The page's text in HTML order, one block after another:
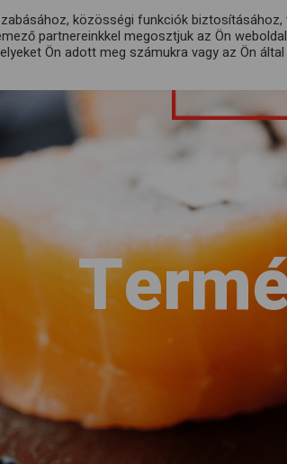
ÉTLAP
közösségi funkciók
partnereinkkel megosztjuk az Ön
Ön adott meg számukra vagy az Ön